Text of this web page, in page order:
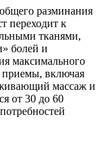
разминания
переходит к
тканями,
болей и
максимального
приемы, включая
массаж и
от 30 до 60